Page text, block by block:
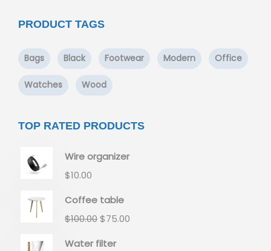
PRODUCT TAGS
Bags Black Footwear Modern Office
Watches Wood
TOP RATED PRODUCTS
Wire organizer
$10.00
Coffee table
$100.00$75.00
Water filter